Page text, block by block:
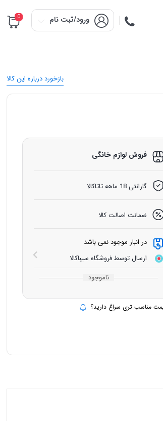
ورود/ثبت نام 0
بازخورد درباره این کالا
فروش لوازم خانگی
گارانتی 18 ماهه تاتاکالا
ضمانت اصالت کالا
در انبار موجود نمی باشد
ارسال توسط فروشگاه سیباکالا
ناموجود
مناسب تری سراغ دارید؟